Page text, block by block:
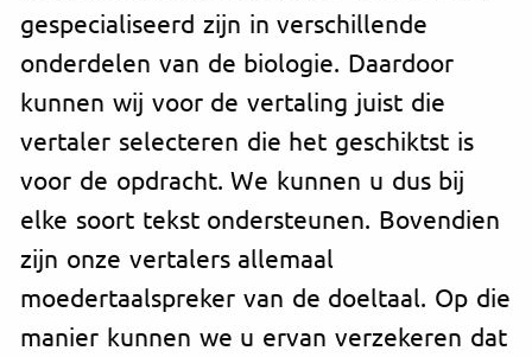
gespecialiseerd zijn in verschillende
onderdelen van de biologie. Daardoor
kunnen wij voor de vertaling juist die
vertaler selecteren die het geschiktst is
voor de opdracht. We kunnen u dus bij
elke soort tekst ondersteunen. Bovendien
zijn onze vertalers allemaal
moedertaalspreker van de doeltaal. Op die
manier kunnen we u ervan verzekeren dat